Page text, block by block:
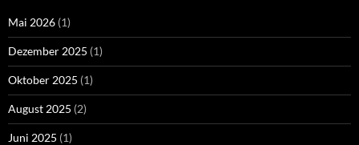
Mai 2026 (1)
Dezember 2025 (1)
Oktober 2025 (1)
August 2025 (2)
Juni 2025 (1)